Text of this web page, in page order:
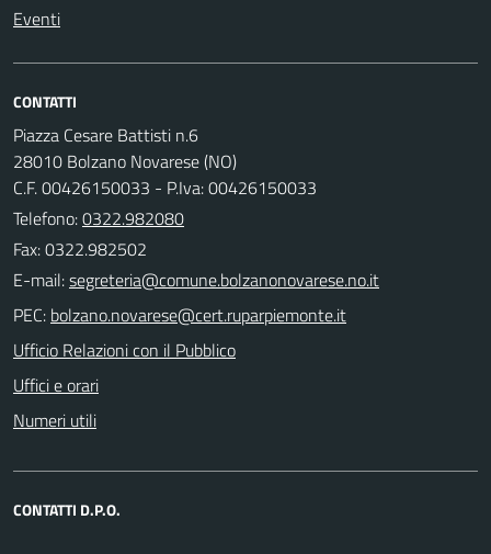
Eventi
CONTATTI
Piazza Cesare Battisti n.6
28010 Bolzano Novarese (NO)
C.F. 00426150033 - P.Iva: 00426150033
Telefono:0322.982080
Fax: 0322.982502
E-mail:
PEC:
Ufficio Relazioni con il Pubblico
Uffici e orari
Numeri utili
CONTATTI D.P.O.